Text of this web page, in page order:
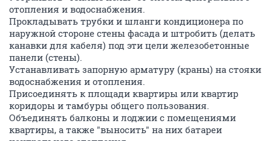
отопления и водоснабжения.
Прокладывать трубки и шланги кондиционера по
наружной стороне стены фасада и штробить (делать
канавки для кабеля) под эти цели железобетонные
панели (стены).
Устанавливать запорную арматуру (краны) на стояки
водоснабжения и отопления.
Присоединять к площади квартиры или квартир
коридоры и тамбуры общего пользования.
Объединять балконы и лоджии с помещениями
квартиры, а также "выносить" на них батареи